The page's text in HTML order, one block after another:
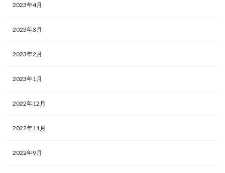
2023年4月
2023年3月
2023年2月
2023年1月
2022年12月
2022年11月
2022年9月